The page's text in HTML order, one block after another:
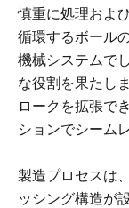
慎重に処理およ
循環するボール
機械システムで
な役割を果たし
ロークを拡張で
ションでシーム
製造プロセスは
ッシング構造が